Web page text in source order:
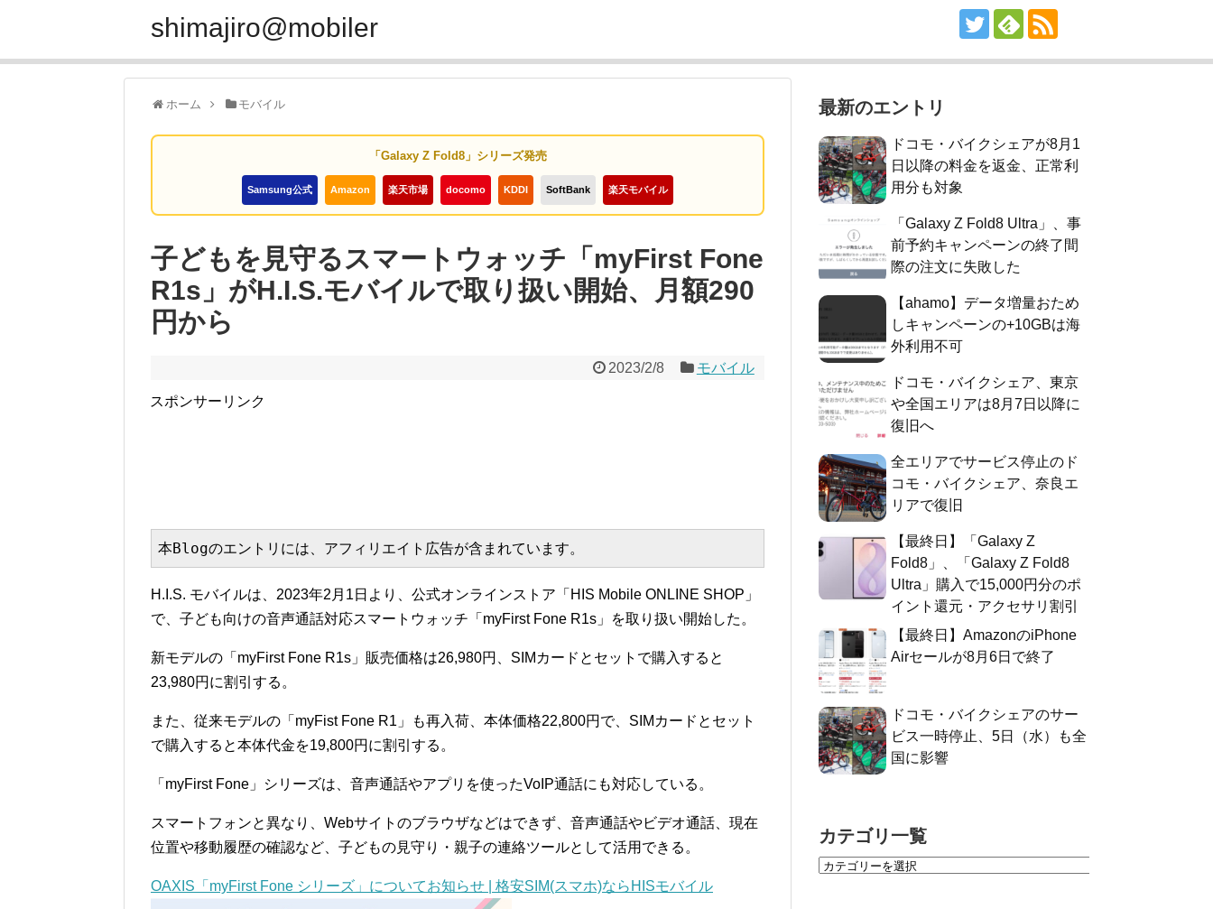
shimajiro@mobiler
ホーム モバイル
「Galaxy Z Fold8」シリーズ発売
Samsung公式 Amazon 楽天市場 docomo KDDI SoftBank 楽天モバイル
子どもを見守るスマートウォッチ「myFirst Fone
R1s」がH.I.S.モバイルで取り扱い開始、月額290
円から
2023/2/8 モバイル
スポンサーリンク
本Blogのエントリには、アフィリエイト広告が含まれています。
H.I.S. モバイルは、2023年2月1日より、公式オンラインストア「HIS Mobile ONLINE SHOP」
で、子ども向けの音声通話対応スマートウォッチ「myFirst Fone R1s」を取り扱い開始した。
新モデルの「myFirst Fone R1s」販売価格は26,980円、SIMカードとセットで購入すると
23,980円に割引する。
また、従来モデルの「myFist Fone R1」も再入荷、本体価格22,800円で、SIMカードとセット
で購入すると本体代金を19,800円に割引する。
「myFirst Fone」シリーズは、音声通話やアプリを使ったVoIP通話にも対応している。
スマートフォンと異なり、Webサイトのブラウザなどはできず、音声通話やビデオ通話、現在
位置や移動履歴の確認など、子どもの見守り・親子の連絡ツールとして活用できる。
OAXIS「myFirst Fone シリーズ」についてお知らせ | 格安SIM(スマホ)ならHISモバイル
最新のエントリ
ドコモ・バイクシェアが8月1
日以降の料金を返金、正常利
用分も対象
「Galaxy Z Fold8 Ultra」、事
前予約キャンペーンの終了間
際の注文に失敗した
【ahamo】データ増量おため
しキャンペーンの+10GBは海
外利用不可
ドコモ・バイクシェア、東京
や全国エリアは8月7日以降に
復旧へ
全エリアでサービス停止のド
コモ・バイクシェア、奈良エ
リアで復旧
【最終日】「Galaxy Z
Fold8」、「Galaxy Z Fold8
Ultra」購入で15,000円分のポ
イント還元・アクセサリ割引
【最終日】AmazonのiPhone
Airセールが8月6日で終了
ドコモ・バイクシェアのサー
ビス一時停止、5日（水）も全
国に影響
カテゴリ一覧